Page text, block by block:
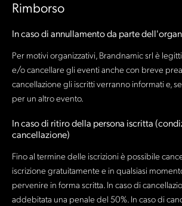
Rimborso
In caso di annullamento da parte
Per motivi organizzativi, Brandnamic srl è
e/o cancellare gli eventi anche con breve
cancellazione gli iscritti verranno informati e,
per un altro evento.
In caso di ritiro della persona iscritta
cancellazione)
Fino al termine delle iscrizioni è possibile
iscrizione gratuitamente e in qualsiasi
pervenire in forma scritta. In caso di
addebitata una penale del 50%. In caso di